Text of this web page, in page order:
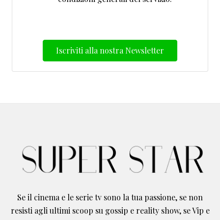
Iscriviti alla nostra Newsletter
Se il cinema e le serie tv sono la tua passione, se non
resisti agli ultimi scoop su gossip e reality show, se Vip e